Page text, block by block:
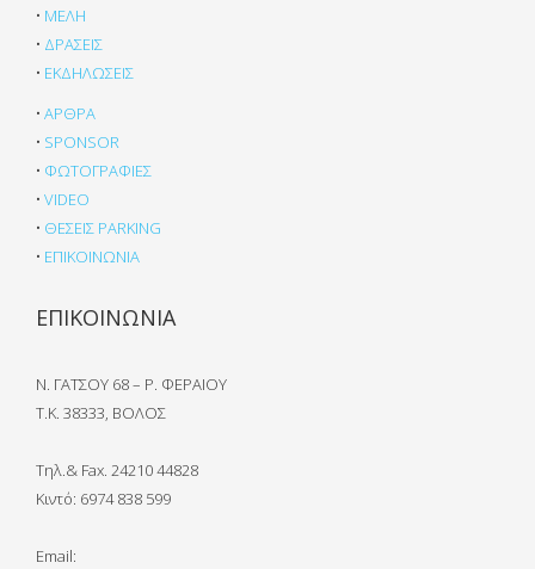
• ΜΕΛΗ
• ΔΡΑΣΕΙΣ
• ΕΚΔΗΛΩΣΕΙΣ
• ΑΡΘΡΑ
• SPONSOR
• ΦΩΤΟΓΡΑΦΙΕΣ
• VIDEO
• ΘΕΣΕΙΣ PARKING
• ΕΠΙΚΟΙΝΩΝΙΑ
ΕΠΙΚΟΙΝΩΝΙΑ
Ν. ΓΑΤΣΟΥ 68 – Ρ. ΦΕΡΑΙΟΥ
Τ.Κ. 38333, ΒΟΛΟΣ
Τηλ.& Fax. 24210 44828
Κιντό: 6974 838 599
Email: